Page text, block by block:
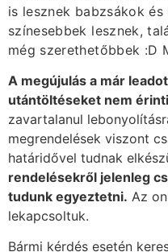
is lesznek babzsákok
színesebbek lesznek,
még szerethetőbbek :D
A megújulás a már
utántöltéseket nem
zavartalanul
megrendelések viszont
határidővel tudnak
rendelésekről jelenleg
tudunk egyeztetni. Az
lekapcsoltuk.
Bármi kérdés esetén